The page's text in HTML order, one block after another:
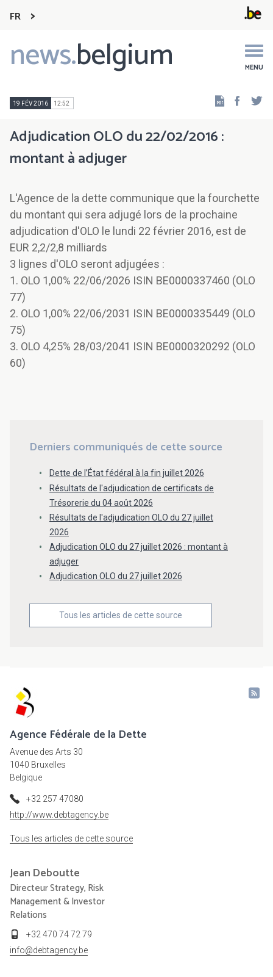
FR
news.belgium MENU
Main
navigation
19 FÉV 2016 12:52
Adjudication OLO du 22/02/2016 :
montant à adjuger
L'Agence de la dette communique que la fourchette
du montant qui sera adjugé lors de la prochaine
adjudication d'OLO le lundi 22 février 2016, est de
EUR 2,2/2,8 milliards
3 lignes d'OLO seront adjugées :
1. OLO 1,00% 22/06/2026 ISIN BE0000337460 (OLO
77)
2. OLO 1,00% 22/06/2031 ISIN BE0000335449 (OLO
75)
3. OLO 4,25% 28/03/2041 ISIN BE0000320292 (OLO
60)
Derniers communiqués de cette source
Dette de l’État fédéral à la fin juillet 2026
Résultats de l'adjudication de certificats de
Trésorerie du 04 août 2026
Résultats de l'adjudication OLO du 27 juillet
2026
Adjudication OLO du 27 juillet 2026 : montant à
adjuger
Adjudication OLO du 27 juillet 2026
Tous les articles de cette source
Agence Fédérale de la Dette
Avenue des Arts 30
1040 Bruxelles
Belgique
+32 257 47080
http://www.debtagency.be
Tous les articles de cette source
Jean Deboutte
Directeur Strategy, Risk
Management & Investor
Relations
+32 470 74 72 79
info@debtagency.be